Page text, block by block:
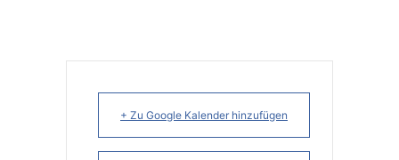
+ Zu Google Kalender hinzufügen